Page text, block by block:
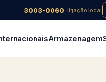
3003-0060· ligação local
Armazenagem